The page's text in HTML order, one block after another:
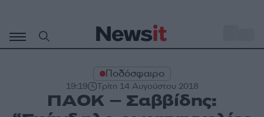
περιεχόμενο
Ποδόσφαιρο
19:19 Τρίτη 14 Αυγούστου 2018
ΠΑΟΚ – Σαββίδης: